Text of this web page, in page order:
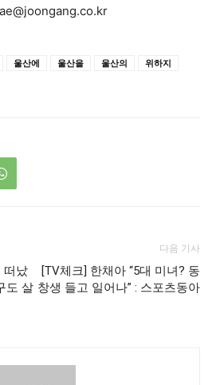
울산에 울산을 울산의
위하지
떠났
도 살
다음 기사
[TV체크] 한채아 “5대 미녀? 동
창생 들고 일어나” : 스포츠동아